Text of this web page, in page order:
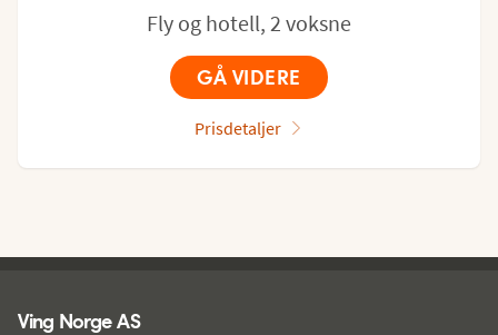
Fly og hotell, 2 voksne
GÅ VIDERE
Prisdetaljer
Ving Norge AS